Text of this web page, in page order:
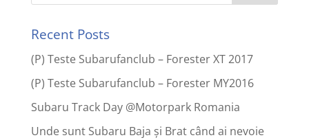
Recent Posts
(P) Teste Subarufanclub – Forester XT 2017
(P) Teste Subarufanclub – Forester MY2016
Subaru Track Day @Motorpark Romania
Unde sunt Subaru Baja și Brat când ai nevoie